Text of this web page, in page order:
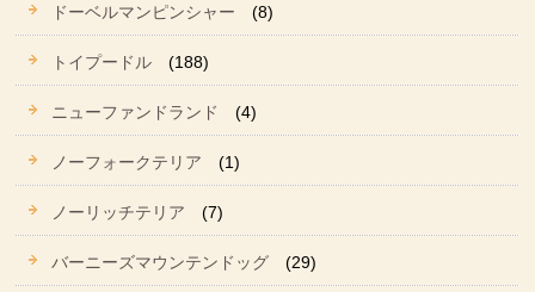
ドーベルマンピンシャー (8)
トイプードル (188)
ニューファンドランド (4)
ノーフォークテリア (1)
ノーリッチテリア (7)
バーニーズマウンテンドッグ (29)